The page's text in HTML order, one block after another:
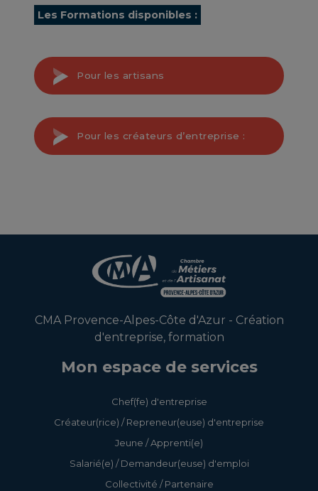
Les Formations disponibles :
Pour les artisans
Prospecter et fidéliser
ma clientèle
Réussir ma stratégie
Maître
d’apprentissage en
entreprise artisanale
Élaborer vos contrats
Pour les créateurs d’entreprise :
d'entreprise
Consolider son projet
Consolider son projet
de micro-entreprise -
Parcours Hybride
CMA Provence-Alpes-Côte d'Azur - Création
d'entreprise, formation
Mon espace de services
Chef(fe) d'entreprise
Créateur(rice) / Repreneur(euse) d'entreprise
Jeune / Apprenti(e)
Salarié(e) / Demandeur(euse) d'emploi
Collectivité / Partenaire